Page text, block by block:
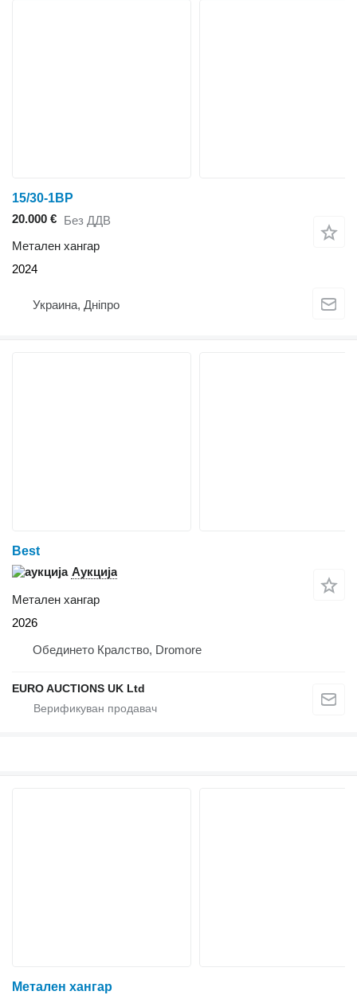
15/30-1BP
20.000 € Без ДДВ
Метален хангар
2024
Украина, Дніпро
Best
Аукција
Метален хангар
2026
Обединето Кралство, Dromore
EURO AUCTIONS UK Ltd
Метален хангар